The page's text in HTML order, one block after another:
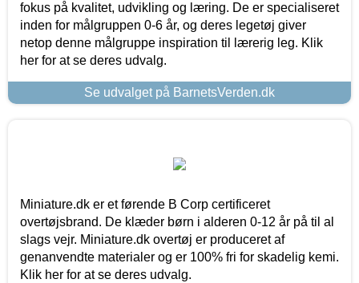
fokus på kvalitet, udvikling og læring. De er specialiseret
inden for målgruppen 0-6 år, og deres legetøj giver
netop denne målgruppe inspiration til lærerig leg. Klik
her for at se deres udvalg.
Se udvalget på BarnetsVerden.dk
Miniature.dk er et førende B Corp certificeret
overtøjsbrand. De klæder børn i alderen 0-12 år på til al
slags vejr. Miniature.dk overtøj er produceret af
genanvendte materialer og er 100% fri for skadelig kemi.
Klik her for at se deres udvalg.